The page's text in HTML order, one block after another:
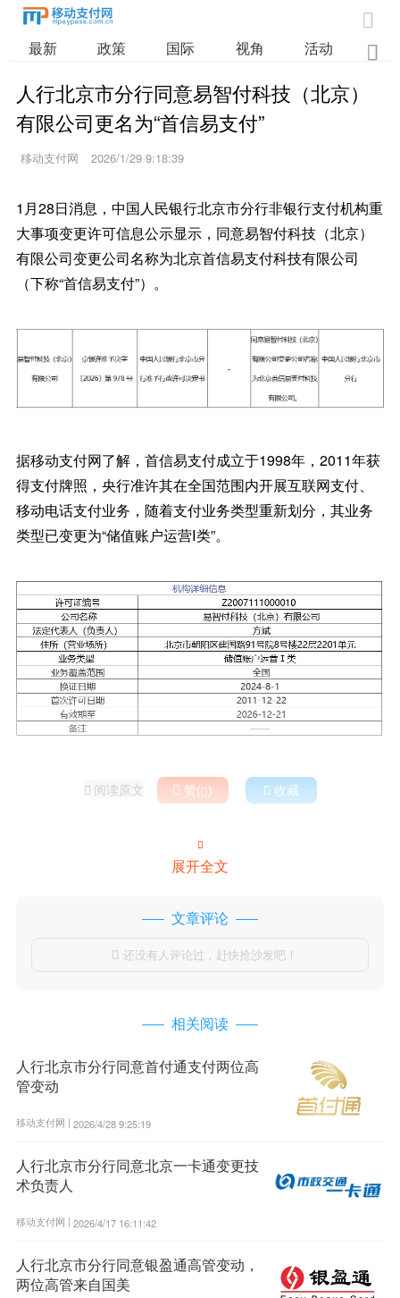

最新 政策 国际 视角 活动 业

人行北京市分行同意易智付科技（北京）
有限公司更名为“首信易支付”
移动支付网 2026/1/29 9:18:39
1月28日消息，中国人民银行北京市分行非银行支付机构重
大事项变更许可信息公示显示，同意易智付科技（北京）
有限公司变更公司名称为北京首信易支付科技有限公司
（下称“首信易支付”）。
据移动支付网了解，首信易支付成立于1998年，2011年获
得支付牌照，央行准许其在全国范围内开展互联网支付、
移动电话支付业务，随着支付业务类型重新划分，其业务
类型已变更为“储值账户运营Ⅰ类”。
 阅读原文  赞()  收藏

展开全文
文章评论
 还没有人评论过，赶快抢沙发吧！
相关阅读
人行北京市分行同意首付通支付两位高
管变动
移动支付网 | 2026/4/28 9:25:19
人行北京市分行同意北京一卡通变更技
术负责人
移动支付网 | 2026/4/17 16:11:42
人行北京市分行同意银盈通高管变动，
两位高管来自国美